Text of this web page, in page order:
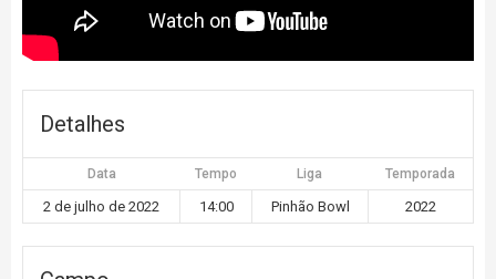
Detalhes
Data Tempo Liga Temporada
2 de julho de 2022 14:00 Pinhão Bowl 2022